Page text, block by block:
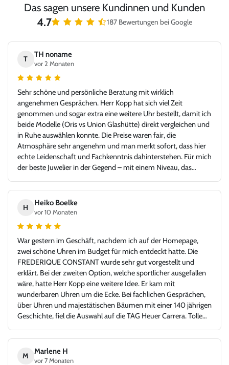
Das sagen unsere Kundinnen und Kunden
4.7 187 Bewertungen bei Google
T
TH noname
vor 2 Monaten
Sehr schöne und persönliche Beratung mit wirklich
angenehmen Gesprächen. Herr Kopp hat sich viel Zeit
genommen und sogar extra eine weitere Uhr bestellt, damit ich
beide Modelle (Oris vs Union Glashütte) direkt vergleichen und
in Ruhe auswählen konnte. Die Preise waren fair, die
Atmosphäre sehr angenehm und man merkt sofort, dass hier
echte Leidenschaft und Fachkenntnis dahinterstehen. Für mich
der beste Juwelier in der Gegend – mit einem Niveau, das
sehr froh, Juwelier Kopp gefunden zu haben, und werde
definitiv wiederkommen. Klare Empfehlung!
H
Heiko Boelke
vor 10 Monaten
War gestern im Geschäft, nachdem ich auf der Homepage,
zwei schöne Uhren im Budget für mich entdeckt hatte. Die
FREDERIQUE CONSTANT wurde sehr gut vorgestellt und
erklärt. Bei der zweiten Option, welche sportlicher ausgefallen
wäre, hatte Herr Kopp eine weitere Idee. Er kam mit
wunderbaren Uhren um die Ecke. Bei fachlichen Gesprächen,
über Uhren und majestätischen Bäumen mit einer 140 jährigen
Geschichte, fiel die Auswahl auf die TAG Heuer Carrera. Tolle
M
Marlene H
vor 7 Monaten